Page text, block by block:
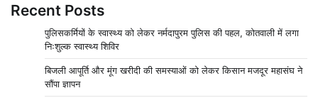
Recent Posts
पुलिसकर्मियों के स्वास्थ्य को लेकर नर्मदापुरम पुलिस की पहल, कोतवाली में लगा
निःशुल्क स्वास्थ्य शिविर
बिजली आपूर्ति और मूंग खरीदी की समस्याओं को लेकर किसान मजदूर महासंघ ने
सौंपा ज्ञापन